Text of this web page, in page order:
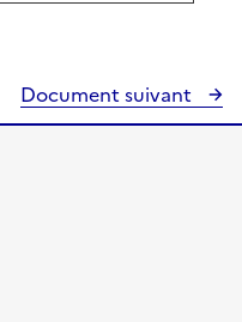
Document suivant